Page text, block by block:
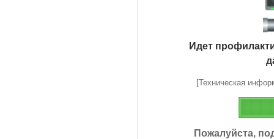
Идет
[Техническая
Пожалуйста,